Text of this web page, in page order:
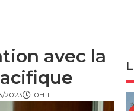
avec la
2023 0H11